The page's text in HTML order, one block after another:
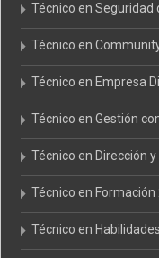
Técnico en
Técnico en
Técnico en Empresa
Técnico en Gestión
Técnico en Dirección
Técnico en Formación
Técnico en